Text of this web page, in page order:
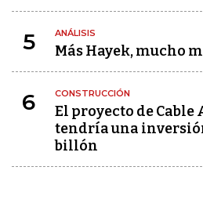
5 ANÁLISIS
Más Hayek, mucho
6 CONSTRUCCIÓN
El proyecto de Cable
tendría una
billón